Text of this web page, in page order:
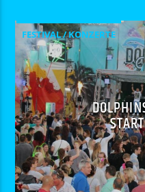
FESTIVAL / KONZERTE